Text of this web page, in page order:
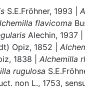
S.E.Fröhner, 1993 |
flavicoma
Alechin, 1937
Opiz, 1852 |
1838 |Alchemilla
rugulosa
non L., 1753,